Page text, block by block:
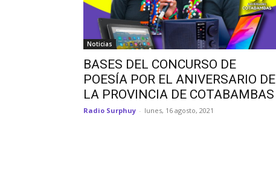
Noticias
BASES DEL CONCURSO DE
POESÍA POR EL ANIVERSARIO DE
LA PROVINCIA DE COTABAMBAS
Radio Surphuy - lunes, 16 agosto, 2021